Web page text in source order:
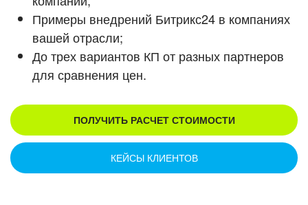
Примеры внедрений Битрикс24 в компаниях
вашей отрасли;
До трех вариантов КП от разных партнеров
для сравнения цен.
ПОЛУЧИТЬ РАСЧЕТ СТОИМОСТИ
КЕЙСЫ КЛИЕНТОВ